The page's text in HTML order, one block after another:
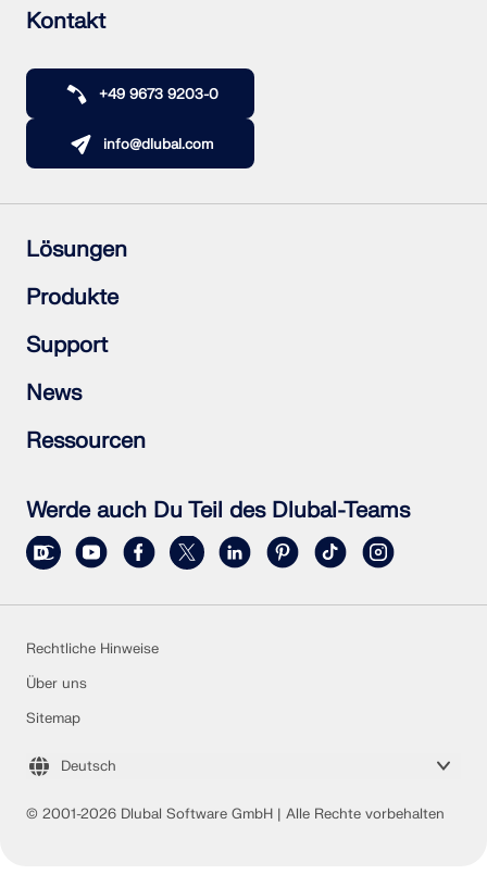
Kontakt
+49 9673 9203-0
info@dlubal.com
Lösungen
Stahlbetonbau
Stahlbau
Holzbau
Stahlanschlüsse
Produkte
RFEM 6
RSTAB 9
RSECTION 1
RWIND 3
Support
Häufig gestellte Fragen (FAQs)
Individuelle Frage stellen
Schneelastzonen, Windzonen und Erdbebenzonen
Vertriebsteam kontaktieren
News
Newsletter abonnieren
Aktuelle Nachrichten
Ressourcen
Kundenprojekt einreichen
Kundenprojekte
Online-Handbücher
Werde auch Du Teil des Dlubal-Teams
© 2001-2026 Dlubal Software GmbH | Alle Rechte vorbehalten
Rechtliche Hinweise
Über uns
Sitemap
Deutsch